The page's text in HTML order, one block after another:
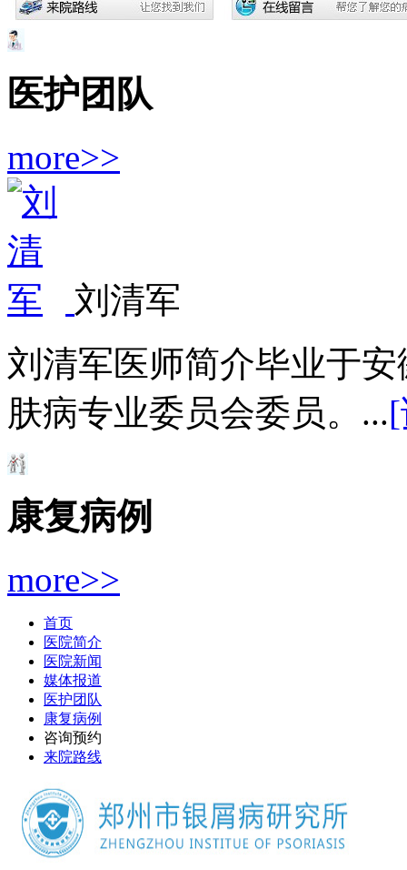
医护团队
more>>
刘清军
刘清军医师简介毕业于
肤病专业委员会委员。...
康复病例
more>>
首页
医院简介
医院新闻
媒体报道
医护团队
康复病例
咨询预约
来院路线